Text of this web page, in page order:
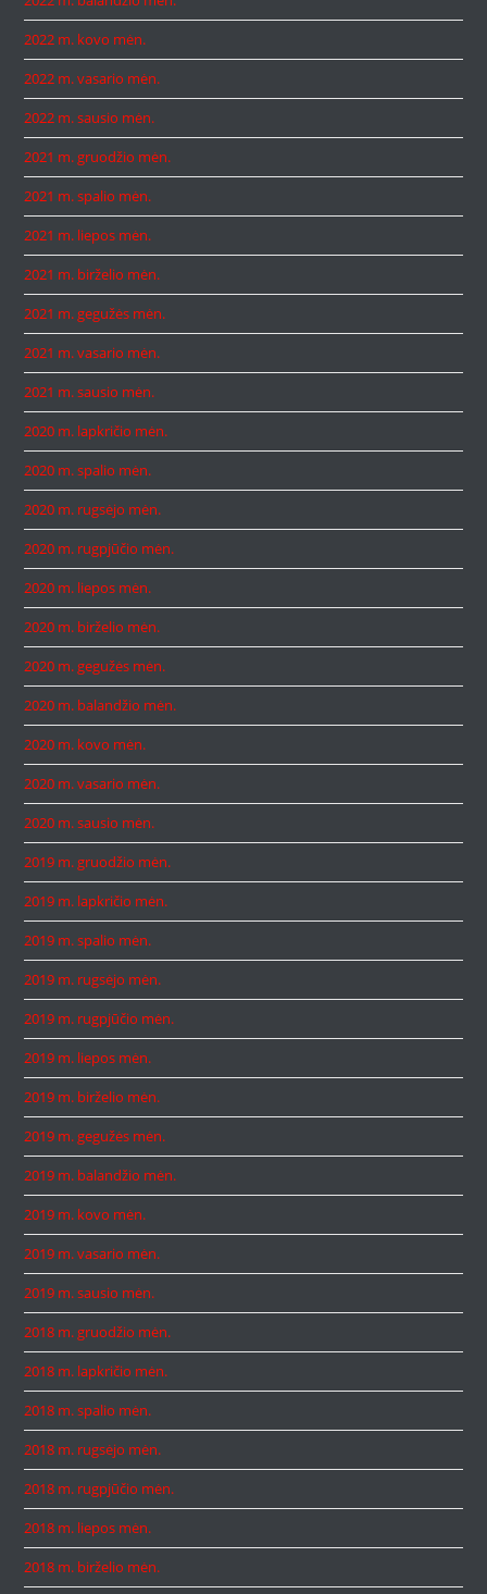
2022 m. kovo mėn.
2022 m. vasario mėn.
2022 m. sausio mėn.
2021 m. gruodžio mėn.
2021 m. spalio mėn.
2021 m. liepos mėn.
2021 m. birželio mėn.
2021 m. gegužės mėn.
2021 m. vasario mėn.
2021 m. sausio mėn.
2020 m. lapkričio mėn.
2020 m. spalio mėn.
2020 m. rugsėjo mėn.
2020 m. rugpjūčio mėn.
2020 m. liepos mėn.
2020 m. birželio mėn.
2020 m. gegužės mėn.
2020 m. balandžio mėn.
2020 m. kovo mėn.
2020 m. vasario mėn.
2020 m. sausio mėn.
2019 m. gruodžio mėn.
2019 m. lapkričio mėn.
2019 m. spalio mėn.
2019 m. rugsėjo mėn.
2019 m. rugpjūčio mėn.
2019 m. liepos mėn.
2019 m. birželio mėn.
2019 m. gegužės mėn.
2019 m. balandžio mėn.
2019 m. kovo mėn.
2019 m. vasario mėn.
2019 m. sausio mėn.
2018 m. gruodžio mėn.
2018 m. lapkričio mėn.
2018 m. spalio mėn.
2018 m. rugsėjo mėn.
2018 m. rugpjūčio mėn.
2018 m. liepos mėn.
2018 m. birželio mėn.